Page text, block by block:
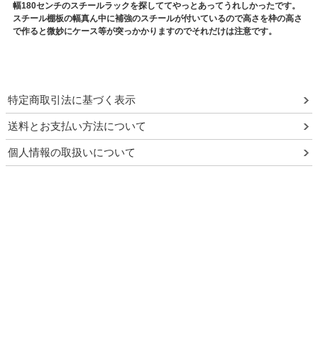
幅180センチのスチールラックを探しててやっとあってうれしかったです。
スチール棚板の幅真ん中に補強のスチールが付いているので高さを枠の高さ
で作ると微妙にケース等が突っかかりますのでそれだけは注意です。
特定商取引法に基づく表示
送料とお支払い方法について
個人情報の取扱いについて